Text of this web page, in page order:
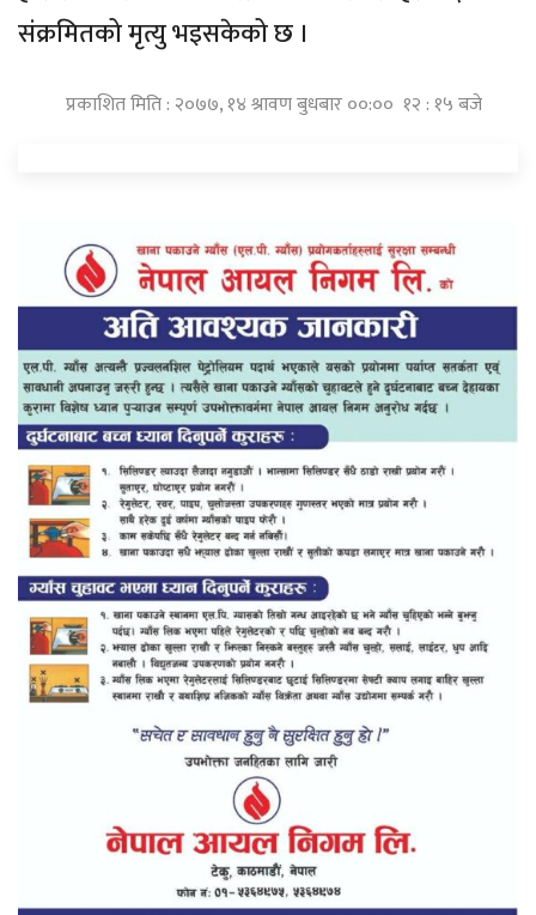
संक्रमितको मृत्यु भइसकेको छ ।
प्रकाशित मिति : २०७७, १४ श्रावण बुधबार ००:०० १२ : १५ बजे